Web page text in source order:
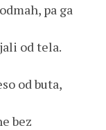
pa ga
od tela.
od buta,
bez